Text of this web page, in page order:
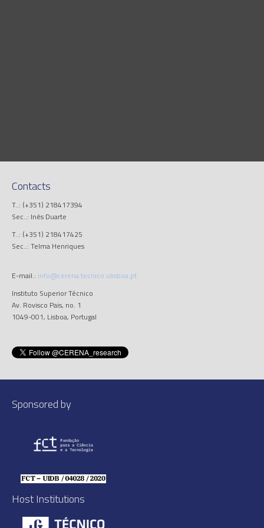
Contacts
T..: (+351) 218417394
Sec..: Inês Duarte
T..: (+351) 218417425
Sec..: Telma Henriques
E-mail.: info@cerena.tecnico.ulisboa.pt
Instituto Superior Técnico
Av. Rovisco Pais, no. 1
1049-001, Lisboa, Portugal
Sponsored by
Host Institutions